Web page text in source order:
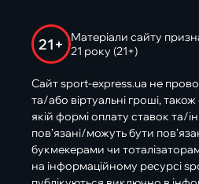
21+
Матеріали сайту
21 року (21+)
Сайт sport-express.ua не
та/або віртуальні гроші,
якій формі оплату ставок та/
пов’язані/можуть бути
букмекерами чи
на інформаційному ресурсі